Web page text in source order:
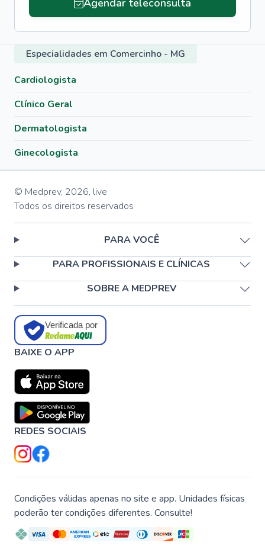
Agendar teleconsulta
Especialidades em Comercinho - MG
Cardiologista
Clínico Geral
Dermatologista
Ginecologista
© Medprev, 2026, live
Todos os direitos reservados
PARA VOCÊ
PARA PROFISSIONAIS E CLÍNICAS
SOBRE A MEDPREV
Verificada por
BAIXE O APP
REDES SOCIAIS
Condições válidas apenas no site e app. Unidades físicas
poderão ter condições diferentes. Consulte!